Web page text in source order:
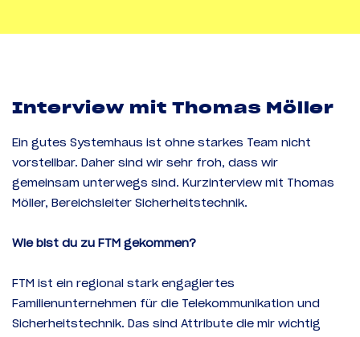
Interview mit Thomas Möller
Ein gutes Systemhaus ist ohne starkes Team nicht
vorstellbar. Daher sind wir sehr froh, dass wir
gemeinsam unterwegs sind. Kurzinterview mit Thomas
Möller, Bereichsleiter Sicherheitstechnik.
Wie bist du zu FTM gekommen?
FTM ist ein regional stark engagiertes
Familienunternehmen für die Telekommunikation und
Sicherheitstechnik. Das sind Attribute die mir wichtig